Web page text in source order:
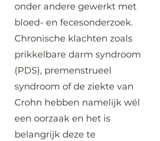
onder andere gewerkt met
bloed- en fecesonderzoek.
Chronische klachten zoals
prikkelbare darm syndroom
(PDS), premenstrueel
syndroom of de ziekte van
Crohn hebben namelijk wél
een oorzaak en het is
belangrijk deze te